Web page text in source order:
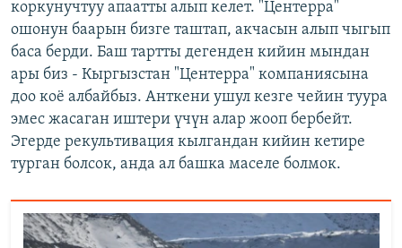
коркунучтуу апаатты алып келет. "Центерра"
ошонун баарын бизге таштап, акчасын алып чыгып
баса берди. Баш тартты дегенден кийин мындан
ары биз - Кыргызстан "Центерра" компаниясына
доо коё албайбыз. Анткени ушул кезге чейин туура
эмес жасаган иштери үчүн алар жооп бербейт.
Эгерде рекультивация кылгандан кийин кетире
турган болсок, анда ал башка маселе болмок.